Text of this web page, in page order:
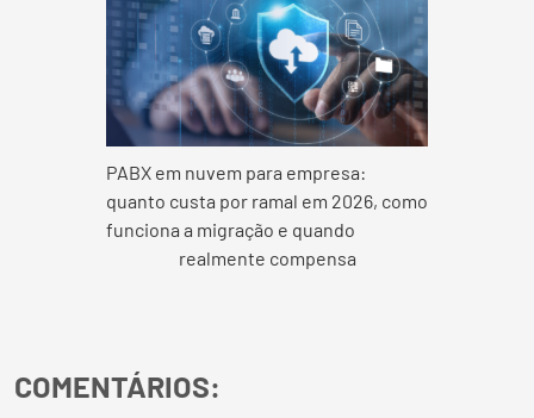
PABX em nuvem para empresa:
quanto custa por ramal em 2026, como
funciona a migração e quando
realmente compensa
COMENTÁRIOS: